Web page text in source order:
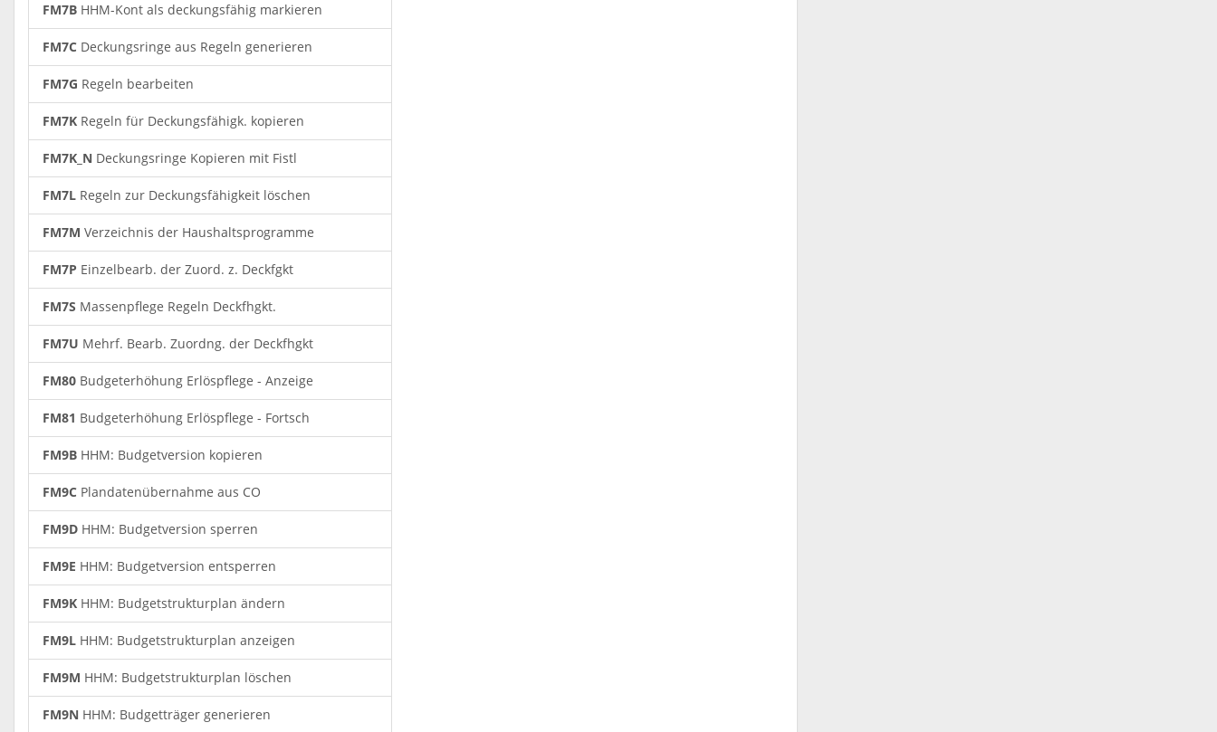
FM7B HHM-Kont als deckungsfähig markieren
FM7C Deckungsringe aus Regeln generieren
FM7G Regeln bearbeiten
FM7K Regeln für Deckungsfähigk. kopieren
FM7K_N Deckungsringe Kopieren mit Fistl
FM7L Regeln zur Deckungsfähigkeit löschen
FM7M Verzeichnis der Haushaltsprogramme
FM7P Einzelbearb. der Zuord. z. Deckfgkt
FM7S Massenpflege Regeln Deckfhgkt.
FM7U Mehrf. Bearb. Zuordng. der Deckfhgkt
FM80 Budgeterhöhung Erlöspflege - Anzeige
FM81 Budgeterhöhung Erlöspflege - Fortsch
FM9B HHM: Budgetversion kopieren
FM9C Plandatenübernahme aus CO
FM9D HHM: Budgetversion sperren
FM9E HHM: Budgetversion entsperren
FM9K HHM: Budgetstrukturplan ändern
FM9L HHM: Budgetstrukturplan anzeigen
FM9M HHM: Budgetstrukturplan löschen
FM9N HHM: Budgetträger generieren